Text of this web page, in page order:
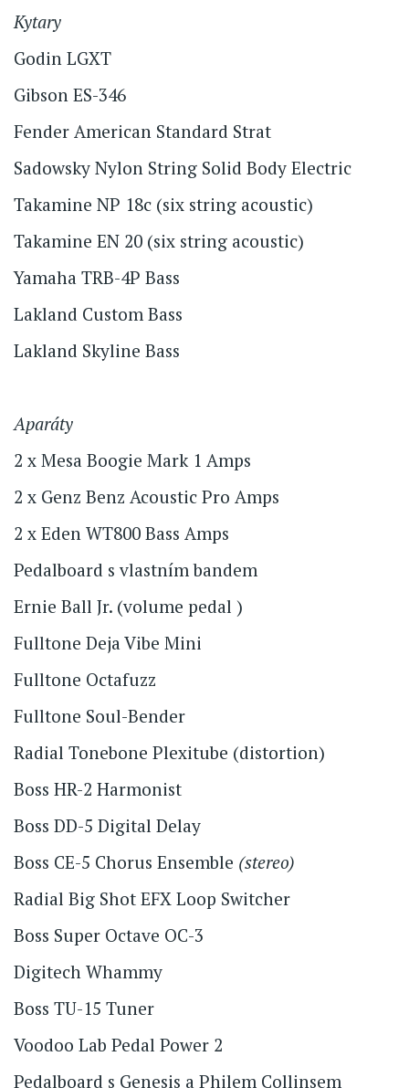
Kytary
Godin LGXT
Gibson ES-346
Fender American Standard Strat
Sadowsky Nylon String Solid Body Electric
Takamine NP 18c (six string acoustic)
Takamine EN 20 (six string acoustic)
Yamaha TRB-4P Bass
Lakland Custom Bass
Lakland Skyline Bass
Aparáty
2 x Mesa Boogie Mark 1 Amps
2 x Genz Benz Acoustic Pro Amps
2 x Eden WT800 Bass Amps
Pedalboard s vlastním bandem
Ernie Ball Jr. (volume pedal )
Fulltone Deja Vibe Mini
Fulltone Octafuzz
Fulltone Soul-Bender
Radial Tonebone Plexitube (distortion)
Boss HR-2 Harmonist
Boss DD-5 Digital Delay
Boss CE-5 Chorus Ensemble (stereo)
Radial Big Shot EFX Loop Switcher
Boss Super Octave OC-3
Digitech Whammy
Boss TU-15 Tuner
Voodoo Lab Pedal Power 2
Pedalboard s Genesis a Philem Collinsem